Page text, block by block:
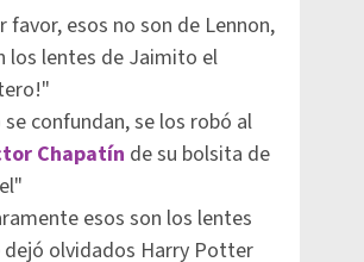
favor, esos no son de Lennon,
los lentes de Jaimito el
confundan, se los robó al
Chapatín de su bolsita de
esos son los lentes
dejó olvidados Harry Potter